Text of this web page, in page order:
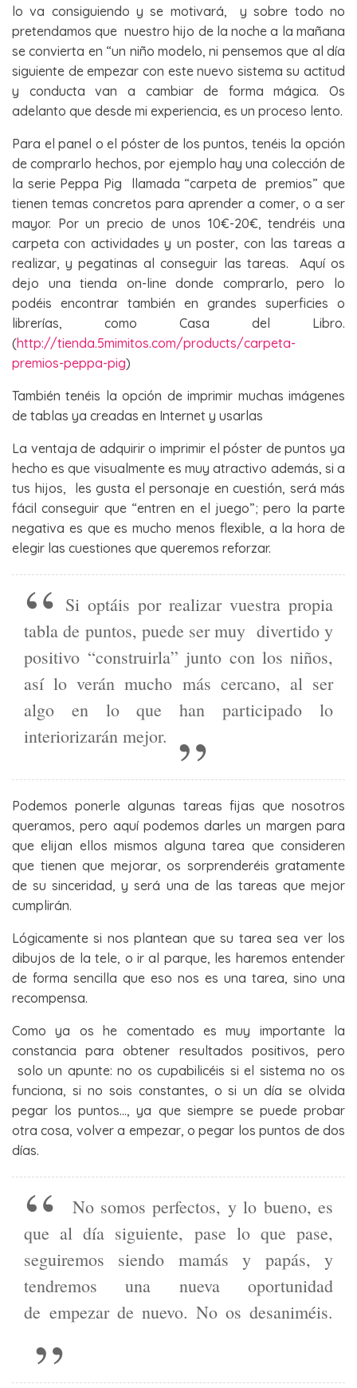
lo va consiguiendo y se motivará, y sobre todo no
pretendamos que nuestro hijo de la noche a la mañana
se convierta en “un niño modelo, ni pensemos que al día
siguiente de empezar con este nuevo sistema su actitud
y conducta van a cambiar de forma mágica. Os
adelanto que desde mi experiencia, es un proceso lento.
Para el panel o el póster de los puntos, tenéis la opción
de comprarlo hechos, por ejemplo hay una colección de
la serie Peppa Pig llamada “carpeta de premios” que
tienen temas concretos para aprender a comer, o a ser
mayor. Por un precio de unos 10€-20€, tendréis una
carpeta con actividades y un poster, con las tareas a
realizar, y pegatinas al conseguir las tareas. Aquí os
dejo una tienda on-line donde comprarlo, pero lo
podéis encontrar también en grandes superficies o
librerías, como Casa del Libro.
(http://tienda.5mimitos.com/products/carpeta-
premios-peppa-pig)
También tenéis la opción de imprimir muchas imágenes
de tablas ya creadas en Internet y usarlas
La ventaja de adquirir o imprimir el póster de puntos ya
hecho es que visualmente es muy atractivo además, si a
tus hijos, les gusta el personaje en cuestión, será más
fácil conseguir que “entren en el juego”; pero la parte
negativa es que es mucho menos flexible, a la hora de
elegir las cuestiones que queremos reforzar.
Si optáis por realizar vuestra propia
tabla de puntos, puede ser muy divertido y
positivo “construirla” junto con los niños,
así lo verán mucho más cercano, al ser
algo en lo que han participado lo
interiorizarán mejor.
Podemos ponerle algunas tareas fijas que nosotros
queramos, pero aquí podemos darles un margen para
que elijan ellos mismos alguna tarea que consideren
que tienen que mejorar, os sorprenderéis gratamente
de su sinceridad, y será una de las tareas que mejor
cumplirán.
Lógicamente si nos plantean que su tarea sea ver los
dibujos de la tele, o ir al parque, les haremos entender
de forma sencilla que eso nos es una tarea, sino una
recompensa.
Como ya os he comentado es muy importante la
constancia para obtener resultados positivos, pero
solo un apunte: no os cupabilicéis si el sistema no os
funciona, si no sois constantes, o si un día se olvida
pegar los puntos…, ya que siempre se puede probar
otra cosa, volver a empezar, o pegar los puntos de dos
días.
No somos perfectos, y lo bueno, es
que al día siguiente, pase lo que pase,
seguiremos siendo mamás y papás, y
tendremos una nueva oportunidad
de empezar de nuevo. No os desaniméis.